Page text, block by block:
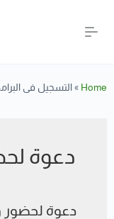
Home
»التسجيل فى
دعوة
دعوة لحضور